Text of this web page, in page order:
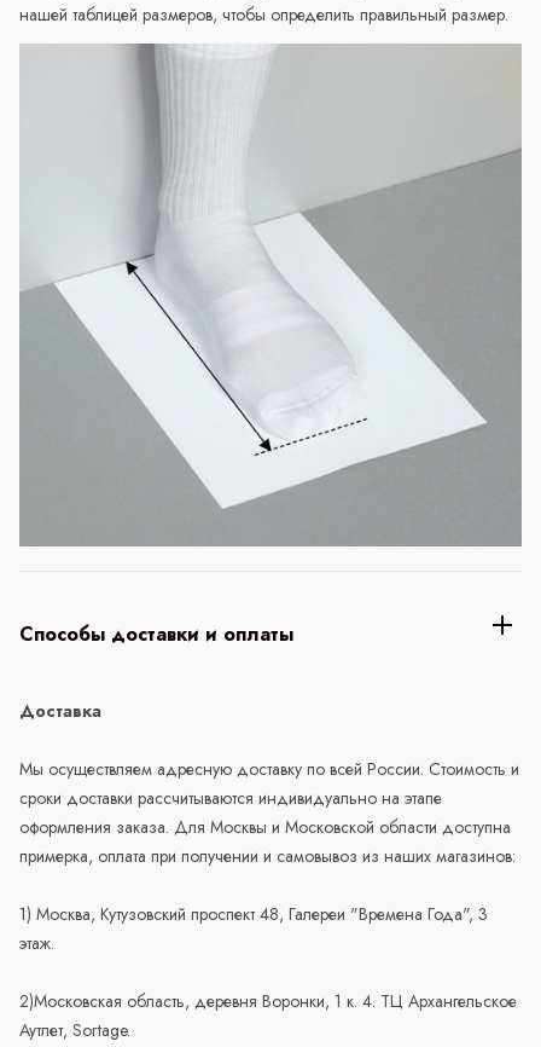
нашей таблицей размеров, чтобы определить правильный размер.
Способы доставки и оплаты
Доставка
Мы осуществляем адресную доставку по всей России. Стоимость и
сроки доставки рассчитываются индивидуально на этапе
оформления заказа. Для Москвы и Московской области доступна
примерка, оплата при получении и самовывоз из наших магазинов:
1) Москва, Кутузовский проспект 48, Галереи "Времена Года", 3
этаж.
2)Московская область, деревня Воронки, 1 к. 4. ТЦ Архангельское
Аутлет, Sortage.